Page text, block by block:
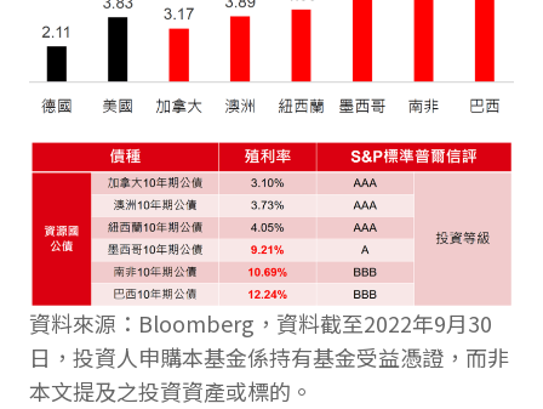
資料來源：Bloomberg，資料截至2022年9月30
日，投資人申購本基金係持有基金受益憑證，而非
本文提及之投資資產或標的。